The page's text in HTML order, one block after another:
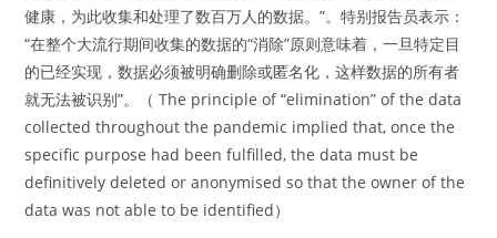
健康，为此收集和处理了数百万人的数据。”。特别报告员表示：
“在整个大流行期间收集的数据的“消除”原则意味着，一旦特定目
的已经实现，数据必须被明确删除或匿名化，这样数据的所有者
就无法被识别”。（ The principle of “elimination” of the data
collected throughout the pandemic implied that, once the
specific purpose had been fulfilled, the data must be
definitively deleted or anonymised so that the owner of the
data was not able to be identified）